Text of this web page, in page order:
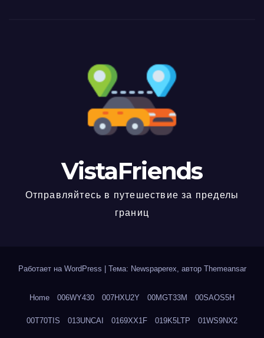
VistaFriends
Отправляйтесь в путешествие за пределы
границ
Работает на WordPress Тема: Newspaperex, автор Themeansar
Home 006WY430 007HXU2Y 00MGT33M 00SAOS5H
00T70TIS 013UNCAI 0169XX1F 019K5LTP 01WS9NX2